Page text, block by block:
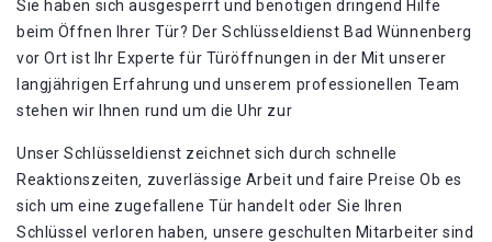
Sie haben sich ausgesperrt und benötigen dringend Hilfe
beim Öffnen Ihrer Tür?​ Der Schlüsseldienst Bad Wünnenberg
vor Ort ist Ihr Experte für Türöffnungen in der Mit unserer
langjährigen Erfahrung und unserem professionellen Team
stehen wir Ihnen rund um die Uhr zur
Unser Schlüsseldienst zeichnet sich durch schnelle
Reaktionszeiten‚ zuverlässige Arbeit und faire Preise Ob es
sich um eine zugefallene Tür handelt oder Sie Ihren
Schlüssel verloren haben‚ unsere geschulten Mitarbeiter sind